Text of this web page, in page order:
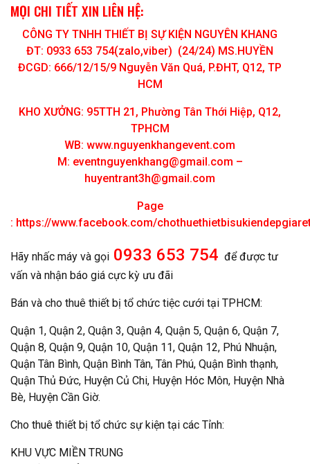
MỌI CHI TIẾT XIN LIÊN HỆ:
CÔNG TY TNHH THIẾT BỊ SỰ KIỆN NGUYÊN KHANG
ĐT: 0933 653 754(zalo,viber) (24/24) MS.HUYỀN
ĐCGD: 666/12/15/9 Nguyễn Văn Quá, P.ĐHT, Q12, TP
HCM
KHO XƯỞNG: 95TTH 21, Phường Tân Thới Hiệp, Q12,
TPHCM
WB: www.nguyenkhangevent.com
M: eventnguyenkhang@gmail.com –
huyentrant3h@gmail.com
Page
: https://www.facebook.com/
Hãy nhấc máy và gọi 0933 653 754 để được tư
vấn và nhận báo giá cực kỳ ưu đãi
Bán và cho thuê thiết bị tổ chức tiệc cưới tại TPHCM:
Quận 1, Quận 2, Quận 3, Quận 4, Quận 5, Quận 6, Quận 7,
Quận 8, Quận 9, Quận 10, Quận 11, Quận 12, Phú Nhuận,
Quận Tân Bình, Quận Bình Tân, Tân Phú, Quận Bình thạnh,
Quận Thủ Đức, Huyện Củ Chi, Huyện Hóc Môn, Huyện Nhà
Bè, Huyện Cần Giờ.
Cho thuê thiết bị tổ chức sự kiện tại các Tỉnh:
KHU VỰC MIỀN TRUNG